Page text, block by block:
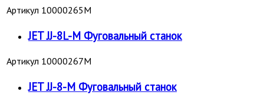
Артикул 10000265M
JET JJ-8L-M Фуговальный станок
Артикул 10000267M
JET JJ-8-M Фуговальный станок